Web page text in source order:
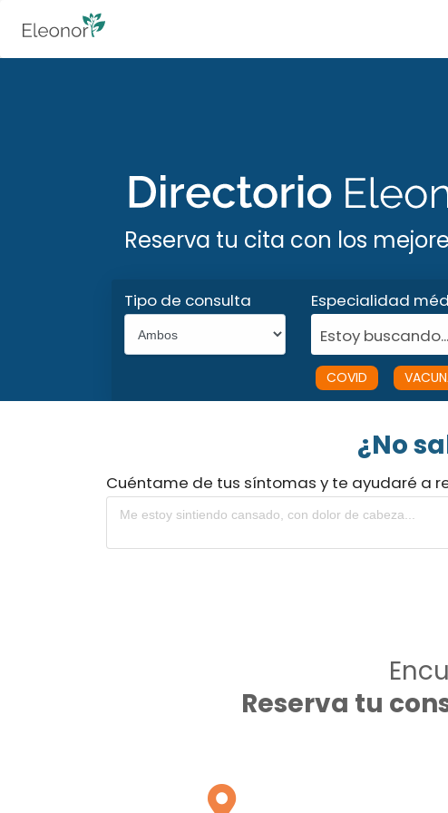
Reserva tu cita con los
Tipo de consulta
Especialidad
Estoy buscando...
COVID
¿No
Cuéntame de tus síntomas y te ayudaré a
Reserva tu